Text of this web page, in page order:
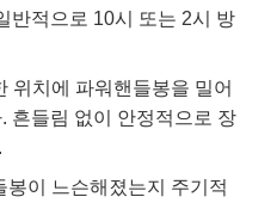
반적으로 10시 또는 2시 방
위치에 파워핸들봉을 밀어
흔들림 없이 안정적으로 장
봉이 느슨해졌는지 주기적